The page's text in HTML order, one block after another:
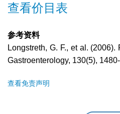
查看价目表
参考资料
Longstreth, G. F., et al.
Gastroenterology, 130(5),
查看免责声明